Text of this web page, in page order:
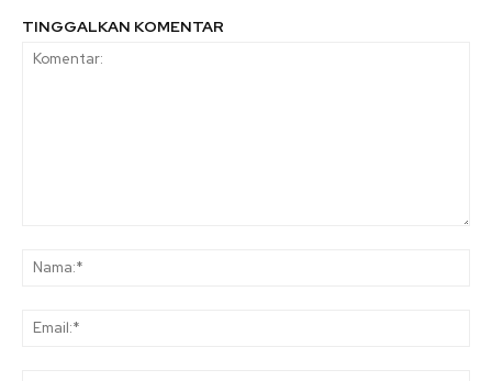
TINGGALKAN KOMENTAR